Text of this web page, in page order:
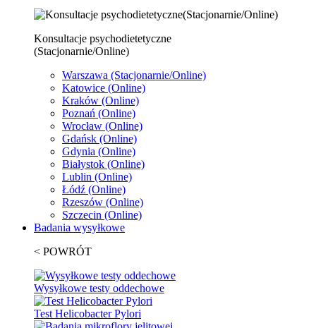
Konsultacje psychodietetyczne
(Stacjonarnie/Online)
Warszawa (Stacjonarnie/Online)
Katowice (Online)
Kraków (Online)
Poznań (Online)
Wrocław (Online)
Gdańsk (Online)
Gdynia (Online)
Białystok (Online)
Lublin (Online)
Łódź (Online)
Rzeszów (Online)
Szczecin (Online)
Badania wysyłkowe
< POWRÓT
Wysyłkowe testy oddechowe
Test Helicobacter Pylori